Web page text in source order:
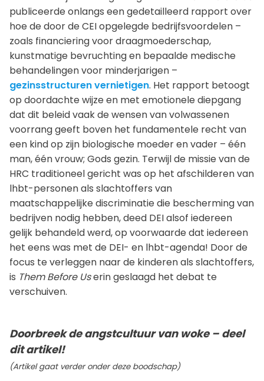
publiceerde onlangs een gedetailleerd rapport over
hoe de door de CEI opgelegde bedrijfsvoordelen –
zoals financiering voor draagmoederschap,
kunstmatige bevruchting en bepaalde medische
behandelingen voor minderjarigen –
gezinsstructuren vernietigen. Het rapport betoogt
op doordachte wijze en met emotionele diepgang
dat dit beleid vaak de wensen van volwassenen
voorrang geeft boven het fundamentele recht van
een kind op zijn biologische moeder en vader – één
man, één vrouw; Gods gezin. Terwijl de missie van de
HRC traditioneel gericht was op het afschilderen van
lhbt-personen als slachtoffers van
maatschappelijke discriminatie die bescherming van
bedrijven nodig hebben, deed DEI alsof iedereen
gelijk behandeld werd, op voorwaarde dat iedereen
het eens was met de DEI- en lhbt-agenda! Door de
focus te verleggen naar de kinderen als slachtoffers,
is Them Before Userin geslaagd het debat te
verschuiven.
Doorbreek de angstcultuur van woke – deel
dit artikel!
(Artikel gaat verder onder deze boodschap)